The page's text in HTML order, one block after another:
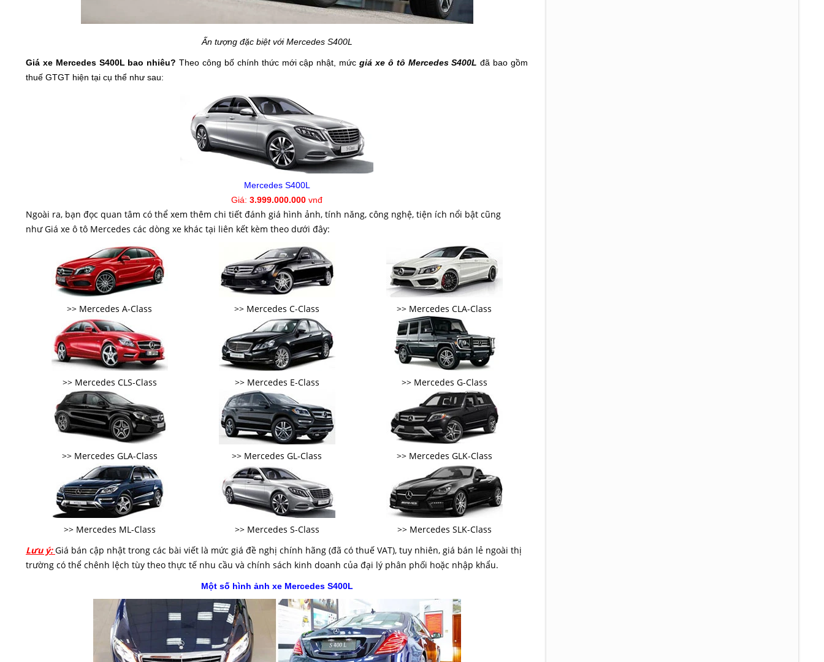
Ấn tượng đặc biệt với Mercedes S400L
Giá xe Mercedes S400L bao nhiêu? Theo công bố chính thức mới cập nhật , mứcgiá xe ô tô Mercedes S400L đã bao gồm
thuế GTGT hiện tại cụ thể như sau:
Mercedes S400L
Giá: 3.999.000.000 vnđ
Ngoài ra, bạn đọc quan tâm có thể xem thêm chi tiết đánh giá hình ảnh, tính năng, công nghệ, tiện ích nổi bật cũng
như Giá xe ô tô Mercedes các dòng xe khác tại liên kết kèm theo dưới đây:
>> Mercedes A-Class >> Mercedes C-Class >> Mercedes CLA-Class
>> Mercedes CLS-Class >> Mercedes E-Class >> Mercedes G-Class
>> Mercedes GLA-Class >> Mercedes GL-Class >> Mercedes GLK-Class
>> Mercedes ML-Class >> Mercedes S-Class
>> Mercedes SLK-Class
Lưu ý:Giá bán cập nhật trong các bài viết là mức giá đề nghị chính hãng (đã có thuế VAT), tuy nhiên, giá bán lẻ ngoài thị
trường có thể chênh lệch tùy theo thực tế nhu cầu và chính sách kinh doanh của đại lý phân phối hoặc nhập khẩu.
Một số hình ảnh xe Mercedes S400L